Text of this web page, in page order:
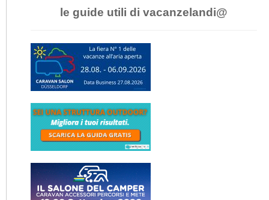
le guide utili di vacanzelandi@